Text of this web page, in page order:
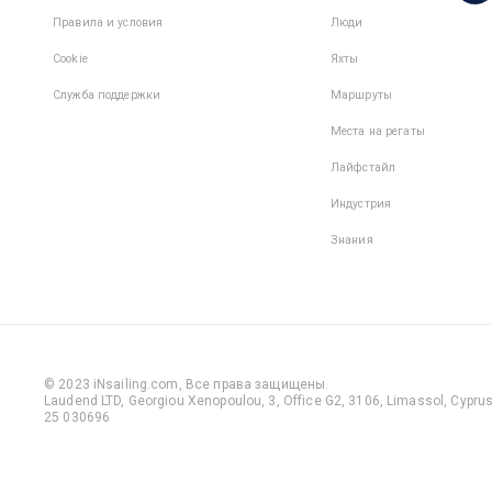
Правила и условия
Cookie
Служба поддержки
Люди
Яхты
Маршруты
Места на регаты
Лайфстайл
Индустрия
Знания
© 2023 iNsailing.com, Все права защищены.
Laudend LTD, Georgiou Xenopoulou, 3, Office G2, 3106, Limassol,
25 030696